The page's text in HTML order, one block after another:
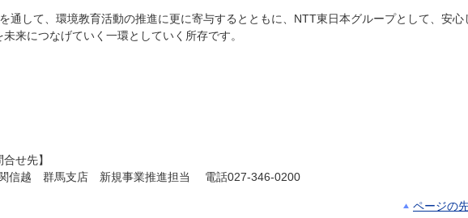
通して、環境教育活動の推進に更に寄与するとともに、NTT東日本グループとして、安心
来につなげていく一環としていく所存です。
せ先】
信越 群馬支店 新規事業推進担当 電話027-346-0200
ページの